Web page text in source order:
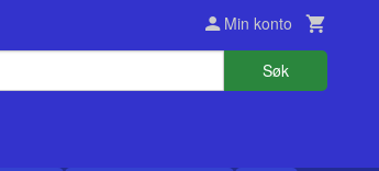
Min konto
Søk